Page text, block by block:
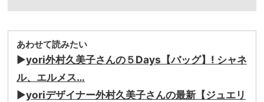
あわせて読みたい
▶︎yori外村久美子さんの５Days【バッグ】! シャネ
ル、エルメス…
▶︎yoriデザイナー外村久美子さんの最新【ジュエリ